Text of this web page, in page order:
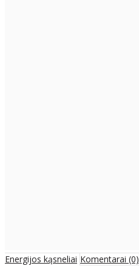
Energijos kąsneliai Komentarai (0)